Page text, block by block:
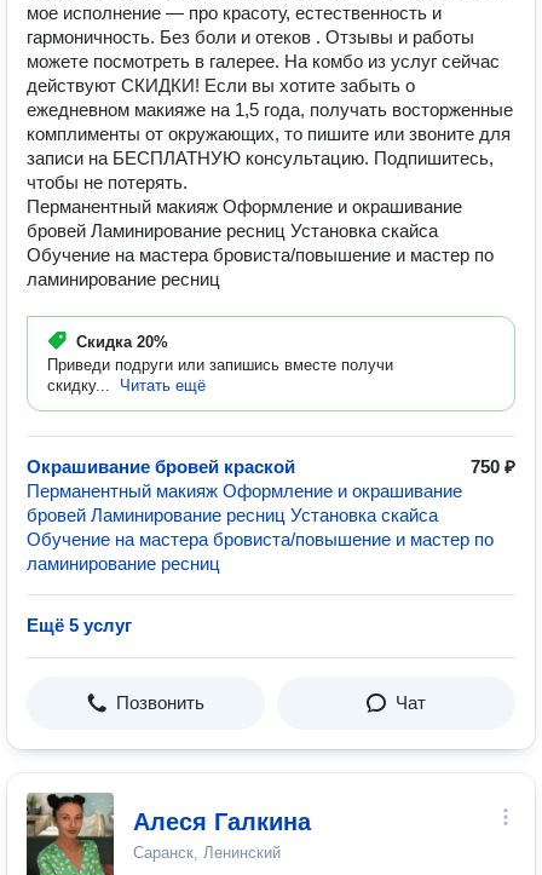
мое исполнение — про красоту, естественность и
гармоничность. Без боли и отеков . Отзывы и работы
можете посмотреть в галерее. На комбо из услуг сейчас
действуют СКИДКИ! Если вы хотите забыть о
ежедневном макияже на 1,5 года, получать восторженные
комплименты от окружающих, то пишите или звоните для
записи на БЕСПЛАТНУЮ консультацию. Подпишитесь,
чтобы не потерять.
Перманентный макияж Оформление и окрашивание
бровей Ламинирование ресниц Установка скайса
Обучение на мастера бровиста/повышение и мастер по
ламинирование ресниц
Скидка 20%
Приведи подруги или запишись вместе получи
скидку...
Читать ещё
Окрашивание бровей краской
750 ₽
Перманентный макияж Оформление и окрашивание
бровей Ламинирование ресниц Установка скайса
Обучение на мастера бровиста/повышение и мастер по
ламинирование ресниц
Ещё 5 услуг
Позвонить Чат
Алеся Галкина
Саранск, Ленинский